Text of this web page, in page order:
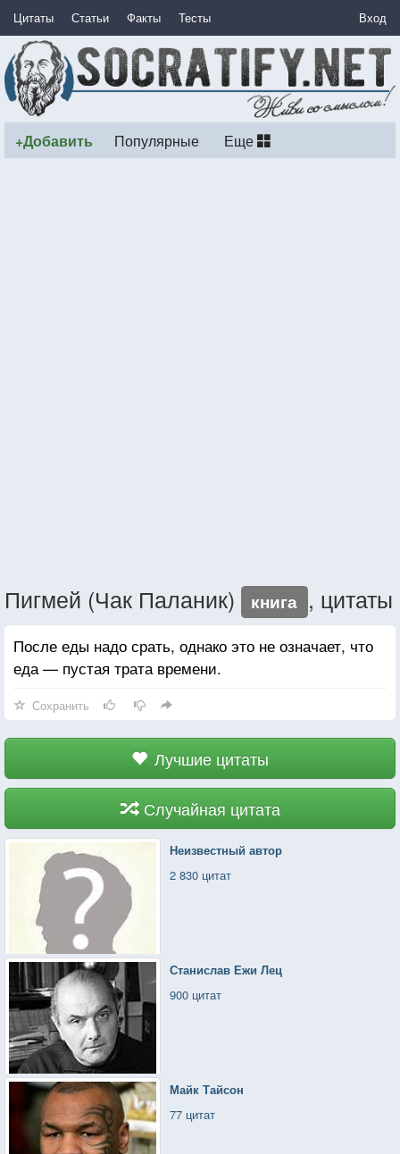
Цитаты Статьи Факты Тесты Вход
+Добавить Популярные Еще
Пигмей (Чак Паланик) книга , цитаты
После еды надо срать, однако это не означает, что
еда — пустая трата времени.
Сохранить
Лучшие цитаты
Случайная цитата
Неизвестный автор
2 830 цитат
Станислав Ежи Лец
900 цитат
Майк Тайсон
77 цитат